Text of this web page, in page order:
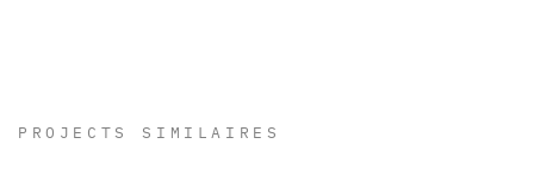
PROJECTS SIMILAIRES